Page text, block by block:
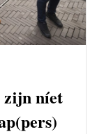
zijn níet